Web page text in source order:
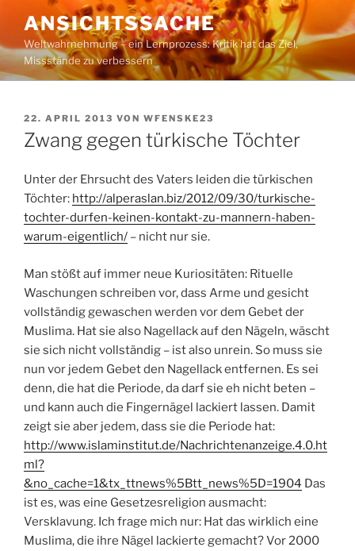
Inhalt
springen
ANSICHTSSACHE
Weltwahrnehmung – ein Lernprozess: Kritik hat das Ziel,
Missstände zu verbessern
VERÖFFENTLICHT
AM
22. APRIL 2013 VON WFENSKE23
Zwang gegen türkische Töchter
Unter der Ehrsucht des Vaters leiden die türkischen
Töchter: http://alperaslan.biz/2012/09/30/turkische-
tochter-durfen-keinen-kontakt-zu-mannern-haben-
warum-eigentlich/ – nicht nur sie.
Man stößt auf immer neue Kuriositäten: Rituelle
Waschungen schreiben vor, dass Arme und gesicht
vollständig gewaschen werden vor dem Gebet der
Muslima. Hat sie also Nagellack auf den Nägeln, wäscht
sie sich nicht vollständig – ist also unrein. So muss sie
nun vor jedem Gebet den Nagellack entfernen. Es sei
denn, die hat die Periode, da darf sie eh nicht beten –
und kann auch die Fingernägel lackiert lassen. Damit
zeigt sie aber jedem, dass sie die Periode hat:
http://www.islaminstitut.de/Nachrichtenanzeige.4.0.ht
ml?
&no_cache=1&tx_ttnews%5Btt_news%5D=1904 Das
ist es, was eine Gesetzesreligion ausmacht:
Versklavung. Ich frage mich nur: Hat das wirklich eine
Muslima, die ihre Nägel lackierte gemacht? Vor 2000